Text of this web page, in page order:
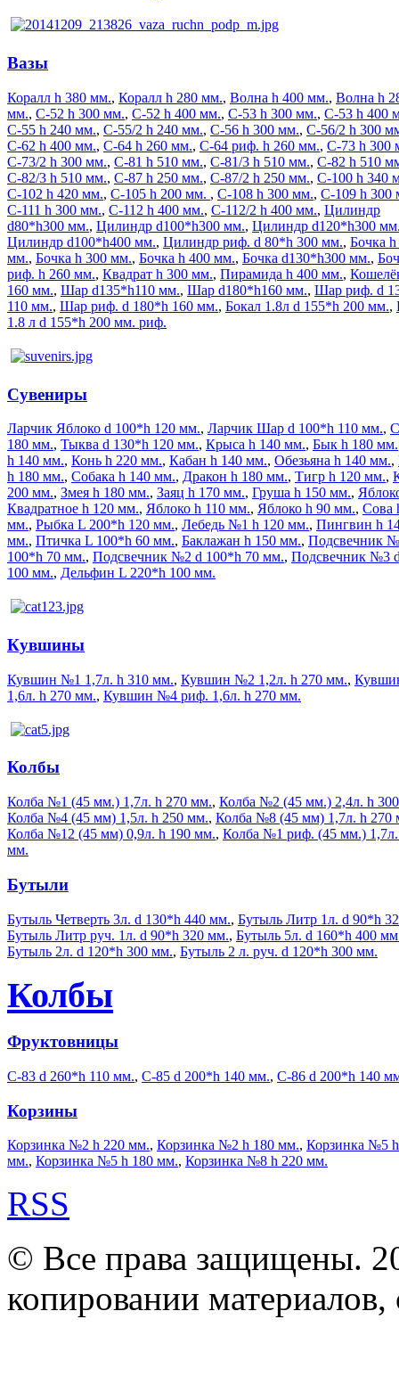
Вазы
Коралл h 380 мм., Коралл h 280 мм., Волна h 400 мм., Волна h
мм., C-52 h 300 мм., C-52 h 400 мм., С-53 h 300 мм., С-53 h 400
С-55 h 240 мм., С-55/2 h 240 мм., С-56 h 300 мм., С-56/2 h 300
С-62 h 400 мм., С-64 h 260 мм., С-64 риф. h 260 мм., С-73 h 300
С-73/2 h 300 мм., С-81 h 510 мм., С-81/3 h 510 мм., С-82 h 510
С-82/3 h 510 мм., С-87 h 250 мм., С-87/2 h 250 мм., С-100 h 340
С-102 h 420 мм., C-105 h 200 мм. , С-108 h 300 мм., С-109 h 300
С-111 h 300 мм., С-112 h 400 мм., C-112/2 h 400 мм., Цилиндр
d80*h300 мм., Цилиндр d100*h300 мм., Цилиндр d120*h300
Цилиндр d100*h400 мм., Цилиндр риф. d 80*h 300 мм., Бочка
мм., Бочка h 300 мм., Бочка h 400 мм., Бочка d130*h300 мм.,
риф. h 260 мм., Квадрат h 300 мм., Пирамида h 400 мм.,
160 мм., Шар d135*h110 мм., Шар d180*h160 мм., Шар риф. d
110 мм., Шар риф. d 180*h 160 мм., Бокал 1.8л d 155*h 200 мм.,
1.8 л d 155*h 200 мм. риф.
Сувениры
Ларчик Яблоко d 100*h 120 мм., Ларчик Шар d 100*h 110 мм.,
180 мм., Тыква d 130*h 120 мм., Крыса h 140 мм., Бык h 180 мм.
h 140 мм., Конь h 220 мм., Кабан h 140 мм., Обезьяна h 140 мм.,
h 180 мм., Собака h 140 мм., Дракон h 180 мм., Тигр h 120 мм.,
200 мм., Змея h 180 мм., Заяц h 170 мм., Груша h 150 мм.,
Квадратное h 120 мм., Яблоко h 110 мм., Яблоко h 90 мм., Сова
мм., Рыбка L 200*h 120 мм., Лебедь №1 h 120 мм., Пингвин h
мм., Птичка L 100*h 60 мм., Баклажан h 150 мм., Подсвечник
100*h 70 мм., Подсвечник №2 d 100*h 70 мм., Подсвечник №3
100 мм., Дельфин L 220*h 100 мм.
Кувшины
Кувшин №1 1,7л. h 310 мм., Кувшин №2 1,2л. h 270 мм.,
1,6л. h 270 мм., Кувшин №4 риф. 1,6л. h 270 мм.
Колбы
Колба №1 (45 мм.) 1,7л. h 270 мм., Колба №2 (45 мм.) 2,4л. h
Колба №4 (45 мм) 1,5л. h 250 мм., Колба №8 (45 мм) 1,7л. h 270
Колба №12 (45 мм) 0,9л. h 190 мм., Колба №1 риф. (45 мм.) 1,7л.
мм.
Бутыли
Бутыль Четверть 3л. d 130*h 440 мм., Бутыль Литр 1л. d 90*h
Бутыль Литр руч. 1л. d 90*h 320 мм., Бутыль 5л. d 160*h 400
Бутыль 2л. d 120*h 300 мм., Бутыль 2 л. руч. d 120*h 300 мм.
Колбы
Фруктовницы
С-83 d 260*h 110 мм., С-85 d 200*h 140 мм., С-86 d 200*h 140
Корзины
Корзинка №2 h 220 мм., Корзинка №2 h 180 мм., Корзинка №5
мм., Корзинка №5 h 180 мм., Корзинка №8 h 220 мм.
RSS
© Все права защищены.
копировании материалов,